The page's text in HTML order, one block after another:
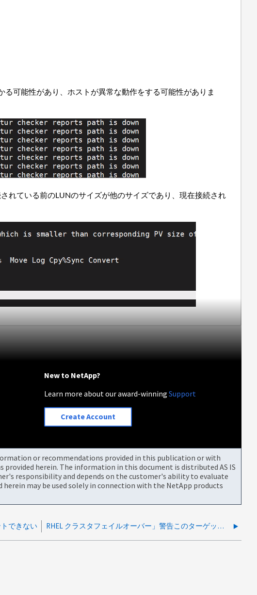
る可能性があり、ホストが異常な動作をする可能性がありま
れている前のLUNのサイズが他のサイズであり、現在接続され
New to NetApp?
Learn more about our award-winningSupport
Create Account
or recommendations provided in this publication or with
herein. The information in this document is distributed AS IS
responsibility and depends on the customer's ability to evaluate
may be used solely in connection with the NetApp products
トできない RHEL クラスタフェイルオーバー」警告このターゲットの LUN の割り当てが変更されたことを示すメッセージが表示されました "